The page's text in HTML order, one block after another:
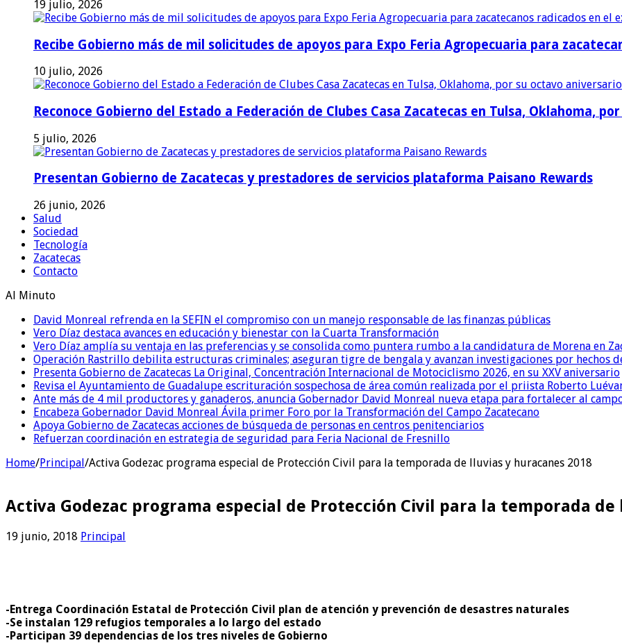
19 julio, 2026
Recibe Gobierno más de mil solicitudes de apoyos para Expo Feria Agropecuaria para
10 julio, 2026
Reconoce Gobierno del Estado a Federación de Clubes Casa Zacatecas en Tulsa, Oklahoma,
5 julio, 2026
Presentan Gobierno de Zacatecas y prestadores de servicios plataforma Paisano Rewards
26 junio, 2026
Salud
Sociedad
Tecnología
Zacatecas
Contacto
Al Minuto
David Monreal refrenda en la SEFIN el compromiso con un manejo responsable de las finanzas públicas
Vero Díaz destaca avances en educación y bienestar con la Cuarta Transformación
Vero Díaz amplía su ventaja en las preferencias y se consolida como puntera rumbo a la candidatura de Morena en
Operación Rastrillo debilita estructuras criminales; aseguran tigre de bengala y avanzan investigaciones por hechos
Presenta Gobierno de Zacatecas La Original, Concentración Internacional de Motociclismo 2026, en su XXV aniversario
Revisa el Ayuntamiento de Guadalupe escrituración sospechosa de área común realizada por el priista Roberto
Ante más de 4 mil productores y ganaderos, anuncia Gobernador David Monreal nueva etapa para fortalecer al
Encabeza Gobernador David Monreal Ávila primer Foro por la Transformación del Campo Zacatecano
Apoya Gobierno de Zacatecas acciones de búsqueda de personas en centros penitenciarios
Refuerzan coordinación en estrategia de seguridad para Feria Nacional de Fresnillo
Home/Principal/Activa Godezac programa especial de Protección Civil para la temporada de lluvias y huracanes 2018
Activa Godezac programa especial de Protección Civil para la temporada de
19 junio, 2018 Principal
-Entrega Coordinación Estatal de Protección Civil plan de atención y prevención de desastres naturales
-Se instalan 129 refugios temporales a lo largo del estado
-Participan 39 dependencias de los tres niveles de Gobierno